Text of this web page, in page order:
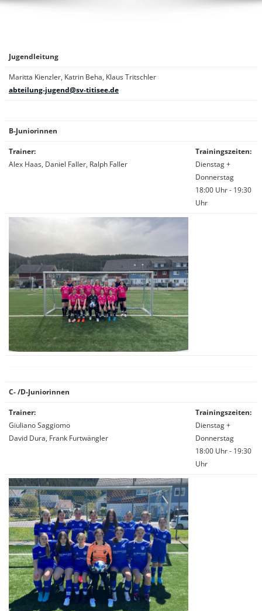
Jugendleitung
Maritta Kienzler, Katrin Beha, Klaus Tritschler
abteilung-jugend@sv-titisee.de
B-Juniorinnen
Trainer:
Alex Haas, Daniel Faller, Ralph Faller
Trainingszeiten:
Dienstag +
Donnerstag
18:00 Uhr - 19:30
Uhr
C- /D-Juniorinnen
Trainer:
Giuliano Saggiomo
David Dura, Frank Furtwängler
Trainingszeiten:
Dienstag +
Donnerstag
18:00 Uhr - 19:30
Uhr